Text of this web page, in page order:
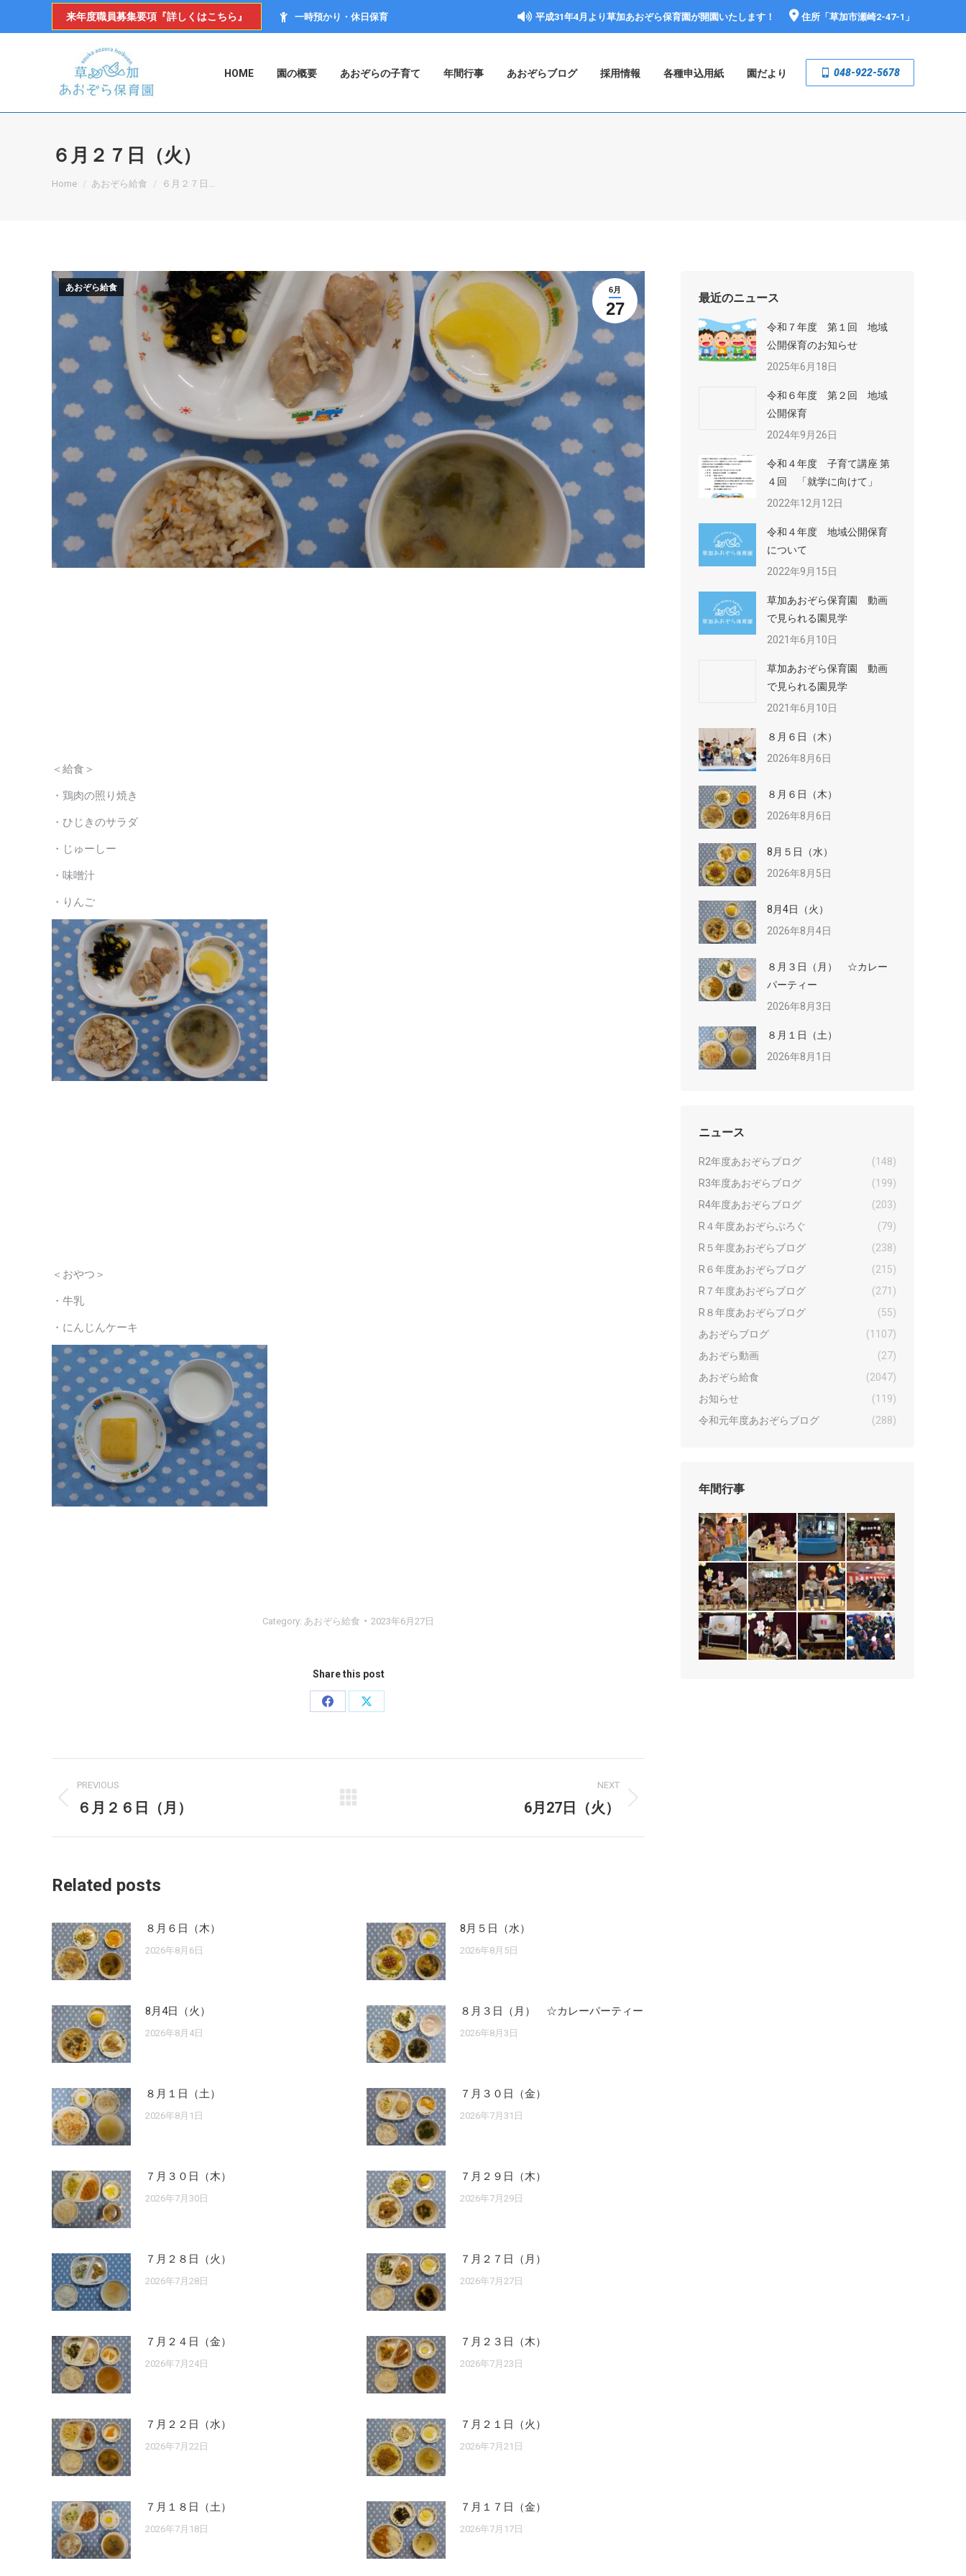
来年度職員募集要項『詳しくはこちら』 一時預かり・休日保育 平成31年4月より草加あおぞら保育園が開園いたします！ 住所「 草加市瀬崎2-47-1 」
HOME 園の概要 あおぞらの子育て 年間行事 あおぞらブログ 採用情報 各種申込用紙 園だより 048-922-5678
６月２７日（火）
You are here:
Home あおぞら給食 ６月２７日…
6月
27
あおぞら給食
＜給食＞
・鶏肉の照り焼き
・ひじきのサラダ
・じゅーしー
・味噌汁
・りんご
＜おやつ＞
・牛乳
・にんじんケーキ
Category: あおぞら給食 2023年6月27日
Share this post
Share
Share
navigation
PREVIOUS
Previous
６月２６日（月）
NEXT
6月27日（火）
Related posts
８月６日（木）
2026年8月6日
8月５日（水）
2026年8月5日
8月4日（火）
2026年8月4日
８月３日（月） ☆カレーパーティー
2026年8月3日
８月１日（土）
2026年8月1日
７月３０日（金）
2026年7月31日
７月３０日（木）
2026年7月30日
７月２９日（木）
2026年7月29日
７月２８日（火）
2026年7月28日
７月２７日（月）
2026年7月27日
７月２４日（金）
2026年7月24日
７月２３日（木）
2026年7月23日
７月２２日（水）
2026年7月22日
７月２１日（火）
2026年7月21日
７月１８日（土）
2026年7月18日
７月１７日（金）
2026年7月17日
最近のニュース
令和７年度 第１回 地域
公開保育のお知らせ
2025年6月18日
令和６年度 第２回 地域
公開保育
2024年9月26日
令和４年度 子育て講座 第
４回 「就学に向けて」
2022年12月12日
令和４年度 地域公開保育
について
2022年9月15日
草加あおぞら保育園 動画
で見られる園見学
2021年6月10日
草加あおぞら保育園 動画
で見られる園見学
2021年6月10日
８月６日（木）
2026年8月6日
８月６日（木）
2026年8月6日
8月５日（水）
2026年8月5日
8月4日（火）
2026年8月4日
８月３日（月） ☆カレー
パーティー
2026年8月3日
８月１日（土）
2026年8月1日
ニュース
R2年度あおぞらブログ
(148)
R3年度あおぞらブログ
(199)
R4年度あおぞらブログ
(203)
R４年度あおぞらぶろぐ
(79)
R５年度あおぞらブログ
(238)
R６年度あおぞらブログ
(215)
R７年度あおぞらブログ
(271)
R８年度あおぞらブログ
(55)
あおぞらブログ
(1107)
あおぞら動画
(27)
あおぞら給食
(2047)
お知らせ
(119)
令和元年度あおぞらブログ
(288)
年間行事